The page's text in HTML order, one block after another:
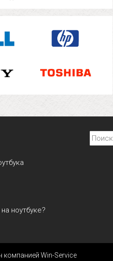
ноутбуке?
Найти:
компанией Win-Service